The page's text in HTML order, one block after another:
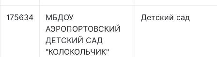
175634
МБДОУ
АЭРОПОРТОВСКИЙ
ДЕТСКИЙ САД
"КОЛОКОЛЬЧИК"
Детский сад